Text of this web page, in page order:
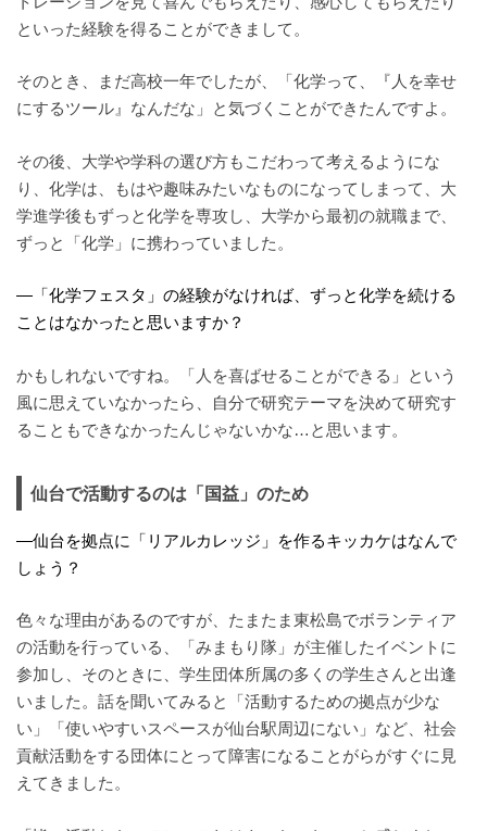
といった経験を得ることができまして。
そのとき、まだ高校一年でしたが、「化学って、『人を幸せ
にするツール』なんだな」と気づくことができたんですよ。
その後、大学や学科の選び方もこだわって考えるようにな
り、化学は、もはや趣味みたいなものになってしまって、大
学進学後もずっと化学を専攻し、大学から最初の就職まで、
ずっと「化学」に携わっていました。
—「化学フェスタ」の経験がなければ、ずっと化学を続ける
ことはなかったと思いますか？
かもしれないですね。「人を喜ばせることができる」という
風に思えていなかったら、自分で研究テーマを決めて研究す
ることもできなかったんじゃないかな…と思います。
仙台で活動するのは「国益」のため
—仙台を拠点に「リアルカレッジ」を作るキッカケはなんで
しょう？
色々な理由があるのですが、たまたま東松島でボランティア
の活動を行っている、「みまもり隊」が主催したイベントに
参加し、そのときに、学生団体所属の多くの学生さんと出逢
いました。話を聞いてみると「活動するための拠点が少な
い」「使いやすいスペースが仙台駅周辺にない」など、社会
貢献活動をする団体にとって障害になることがらがすぐに見
えてきました。